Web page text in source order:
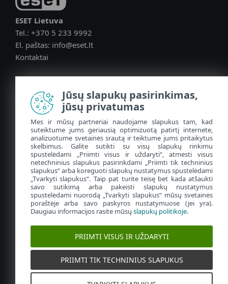
ESET Lietuva
Tel.: +370 5 233 9992
El. paštas: info@eset.lt
Kontaktai
Lithuania (LT)
Kontaktai
Teisiniai dokumentai
Privatumas
Tvarkyti slapukus
Teisė
Pranešti
Svetainės medis
Visos teisės saugomos ©1992 - 2026 ESET, spol. s r.o. Visi čia
ESET prekiniai ženklai, spol. s r.o. arba ESET North America
prekiniai ženklai. Visi kiti pavadinimai ir prekiniai ženklai yra
Jūsų slapukų pasirinkimas,
jūsų privatumas
Mes ir mūsų partneriai naudojame slapukus tam, kad
suteiktume jums geriausią optimizuotą patirtį internete,
analizuotume svetainės srautą ir teiktume jums pritaikytus
skelbimus. Galite sutikti su visų slapukų rinkimu
spustelėdami „Priimti visus ir uždaryti“, atmesti visus
netechninius slapukus pasirinkdami „Priimti tik techninius
slapukus“ arba koreguoti slapukų nustatymus spustelėdami
„Tvarkyti slapukus“. Taip pat turite teisę bet kada atšaukti
savo sutikimą arba pakeisti slapukų nustatymus
spustelėdami nuorodą „Tvarkyti slapukus“ mūsų svetainės
poraštėje arba savo paskyros nustatymuose (jei yra).
Daugiau informacijos rasite mūsų slapukų politikoje.
PRIIMTI VISUS IR UŽDARYTI
PRIIMTI TIK TECHNINIUS SLAPUKUS